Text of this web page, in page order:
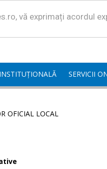
vă exprimați acordul
SERVICII
OFICIAL LOCAL